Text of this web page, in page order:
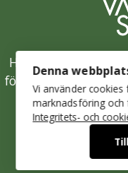
Hållbarhetsklivet
för en hållbar
Mer om
Denna
Vi använder
marknadsföring
Integritets- och